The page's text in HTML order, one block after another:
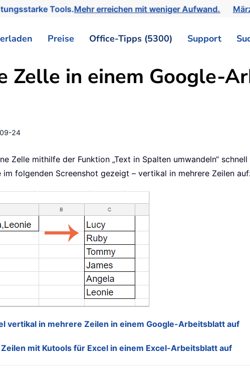
Tools.Mehr erreichen mit weniger Aufwand.
Preise Office-Tipps (5300) Support
Zelle in einem Google-
24
Zelle mithilfe der Funktion „Text in Spalten umwandeln“
folgenden Screenshot gezeigt – vertikal in mehrere Zeilen
vertikal in mehrere Zeilen in einem Google-Arbeitsblatt auf
mit Kutools für Excel in einem Excel-Arbeitsblatt auf